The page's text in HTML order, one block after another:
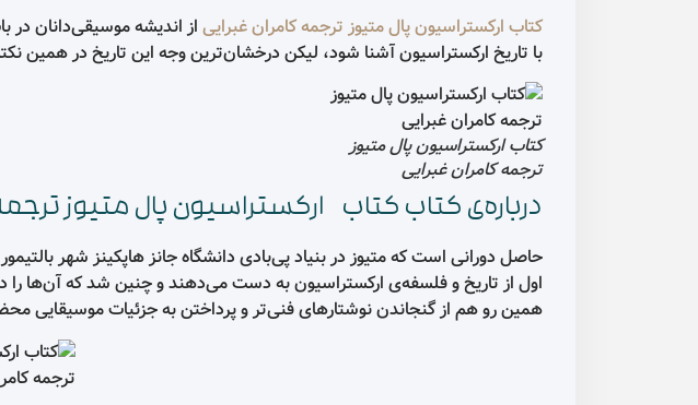
کتاب ارکستراسیون پال متیوز ترجمه کامران غبرایی از اندیشه موسیقی‌دانان در
با تاریخ ارکستراسیون آشنا شود، لیکن درخشان‌ترین وجه این تاریخ در همین
کتاب ارکستراسیون پال متیوز
ترجمه کامران غبرایی
درباره‌ی کتاب کتاب ارکستراسیون پال متیوز
حاصل دورانی است که متیوز در بنیاد پی‌بادی دانشگاه جانز هاپکینز شهر
اول از تاریخ و فلسفه‌ی ارکستراسیون به دست می‌دهند و چنین شد که آن‌ها را
همین رو هم از گنجاندن نوشتارهای فنی‌تر و پرداختن به جزئیات موسیقایی